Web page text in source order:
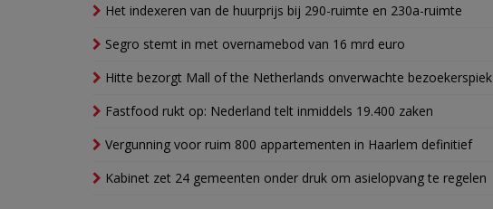
Het indexeren van de huurprijs bij 290-ruimte en 230a-ruimte
Segro stemt in met overnamebod van 16 mrd euro
Hitte bezorgt Mall of the Netherlands onverwachte bezoekerspiek
Fastfood rukt op: Nederland telt inmiddels 19.400 zaken
Vergunning voor ruim 800 appartementen in Haarlem definitief
Kabinet zet 24 gemeenten onder druk om asielopvang te regelen